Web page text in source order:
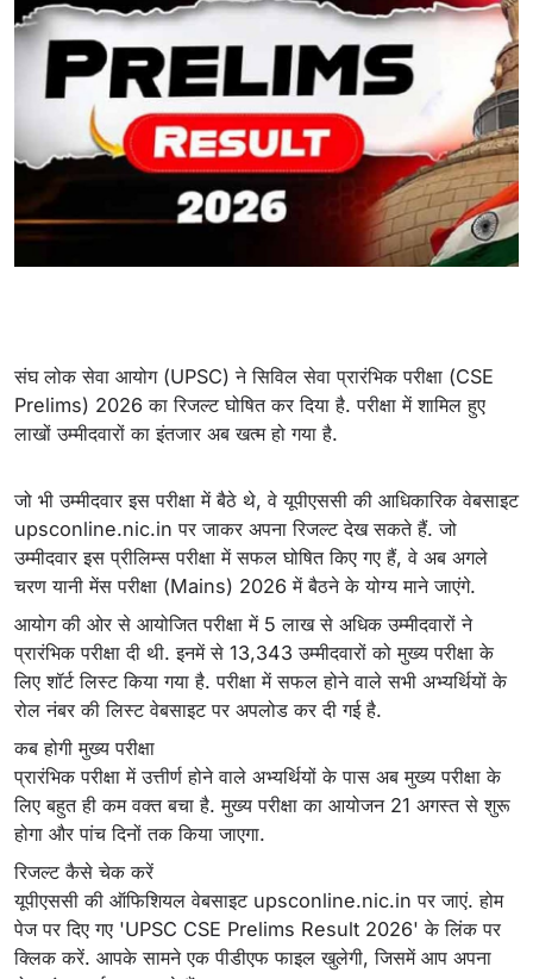
संघ लोक सेवा आयोग (UPSC) ने सिविल सेवा प्रारंभिक परीक्षा (CSE
Prelims) 2026 का रिजल्ट घोषित कर दिया है. परीक्षा में शामिल हुए
लाखों उम्मीदवारों का इंतजार अब खत्म हो गया है.
जो भी उम्मीदवार इस परीक्षा में बैठे थे, वे यूपीएससी की आधिकारिक वेबसाइट
upsconline.nic.in पर जाकर अपना रिजल्ट देख सकते हैं. जो
उम्मीदवार इस प्रीलिम्स परीक्षा में सफल घोषित किए गए हैं, वे अब अगले
चरण यानी मेंस परीक्षा (Mains) 2026 में बैठने के योग्य माने जाएंगे.
आयोग की ओर से आयोजित परीक्षा में 5 लाख से अधिक उम्‍मीदवारों ने
प्रारंभिक परीक्षा दी थी. इनमें से 13,343 उम्‍मीदवारों को मुख्‍य परीक्षा के
लिए शॉर्ट लिस्‍ट किया गया है. परीक्षा में सफल होने वाले सभी अभ्‍यर्थियों के
रोल नंबर की लिस्‍ट वेबसाइट पर अपलोड कर दी गई है.
कब होगी मुख्‍य परीक्षा
प्रारंभिक परीक्षा में उत्तीर्ण होने वाले अभ्‍यर्थियों के पास अब मुख्‍य परीक्षा के
लिए बहुत ही कम वक्‍त बचा है. मुख्‍य परीक्षा का आयोजन 21 अगस्‍त से शुरू
होगा और पांच दिनों तक किया जाएगा.
रिजल्ट कैसे चेक करें
यूपीएससी की ऑफिशियल वेबसाइट upsconline.nic.in पर जाएं. होम
पेज पर दिए गए 'UPSC CSE Prelims Result 2026' के लिंक पर
क्लिक करें. आपके सामने एक पीडीएफ फाइल खुलेगी, जिसमें आप अपना